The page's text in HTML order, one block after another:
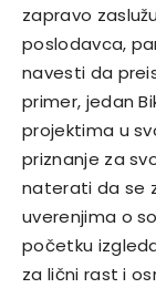
zapravo
poslodavca,
navesti da
primer, jedan
projektima u
priznanje za
naterati da se
uverenjima o
početku
za lični rast i